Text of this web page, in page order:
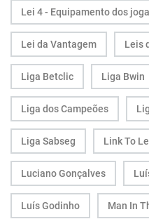
Lei 4 - Equipamento dos
Lei da Vantagem Leis
Liga Betclic Liga Bwin
Liga dos Campeões
Liga Sabseg Link To
Luciano Gonçalves
Luís Godinho Man In